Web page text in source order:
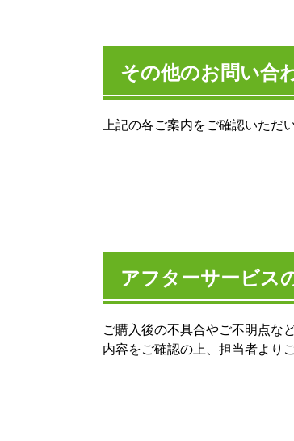
その他のお問い合
上記の各ご案内をご確認いただ
アフターサービス
ご購入後の不具合やご不明点な
内容をご確認の上、担当者より